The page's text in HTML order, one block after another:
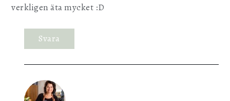
verkligen äta mycket :D
Svara